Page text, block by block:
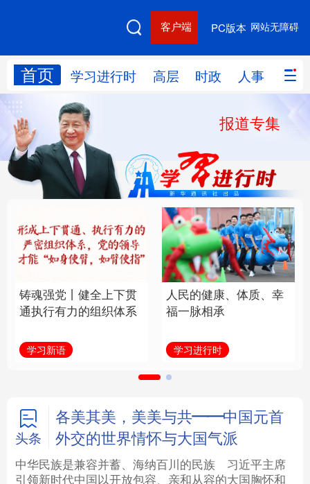
网站无障碍
PC版本
客户端
首页 学习进行时 高层 时政 人事 国际
网站地图
学习进行时 人事
国际 财经 网评
思客智库 全球连线 教育
科技 科创 量子 体育
文化 书画 健康 军事
访谈 视频 图片 政务
学术中国 乡村振兴 银龄 溯源中国
城市 旅游 能源
报道专集
铸魂强党丨健全上下贯
通执行有力的组织体系
学习新语
人民的健康、体质、幸
福一脉相承
学习进行时
头条
各美其美，美美与共——中国元首
外交的世界情怀与大国气派
中华民族是兼容并蓄、海纳百川的民族
习近平主席
引领新时代中国以开放包容、亲和从容的大国胸怀和